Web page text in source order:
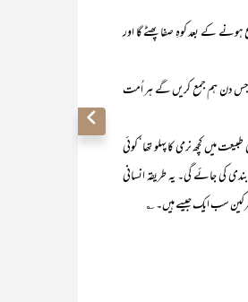
کے بعد کوہِ صفا پھٹے گا اور
جس دن ہم جمع کریں گے ہر اُمت
کچھ نرمی کا پہلو تھا‘ کوئی
کی جائے گی۔ یہ طریقہ انسانی
سب ایک جیسے ہیں۔ ؎